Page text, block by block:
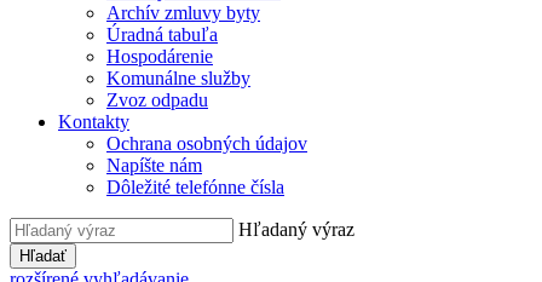
Archív zmluvy byty
Úradná tabuľa
Hospodárenie
Komunálne služby
Zvoz odpadu
Kontakty
Ochrana osobných údajov
Napíšte nám
Dôležité telefónne čísla
Hľadaný výraz
Hľadať